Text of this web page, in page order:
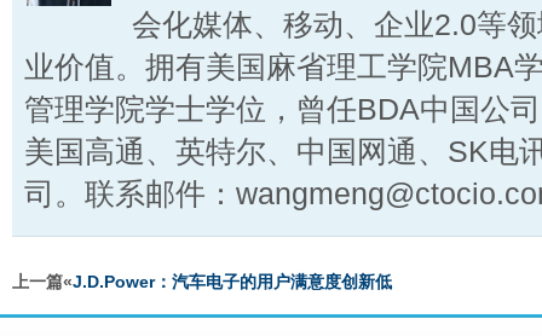
会化媒体、移动、企业2.0等
业价值。拥有美国麻省理工学院MBA
管理学院学士学位，曾任BDA中国公
美国高通、英特尔、中国网通、SK电
司。联系邮件：
上一篇«J.D.Power：汽车电子的用户满意度创新低